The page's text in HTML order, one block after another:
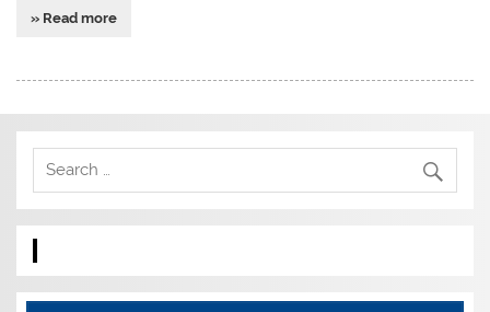
» Read more